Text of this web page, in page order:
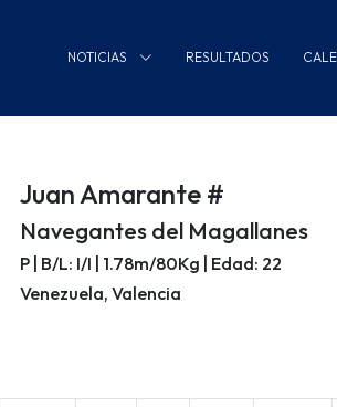
NOTICIAS RESULTADOS
Juan Amarante #
Navegantes del Magallanes
P | B/L: I/I | 1.78m/80Kg | Edad: 22
Venezuela, Valencia